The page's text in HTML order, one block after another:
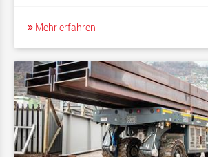
Mehr erfahren